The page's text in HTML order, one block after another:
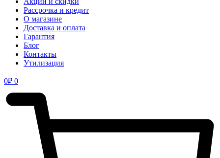
Рассрочка и кредит
О магазине
Доставка и оплата
Гарантия
Блог
Контакты
Утилизация
0₽ 0